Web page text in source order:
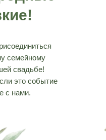
семейному
свадьбе!
это событие
с нами.